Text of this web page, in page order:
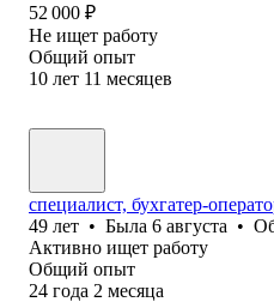
52 000 ₽
Не ищет работу
Общий опыт
10 лет 11 месяцев
специалист, бухгатер-
49 лет • Была 6 августа •
Активно ищет работу
Общий опыт
24 года 2 месяца